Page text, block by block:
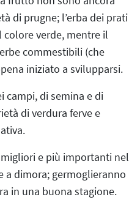
di prugne; l’erba dei prati
verde, mentre il
commestibili (che
iniziato a svilupparsi.
campi, di semina e di
di verdura ferve e
e più importanti nel
a dimora; germoglieranno
in una buona stagione.